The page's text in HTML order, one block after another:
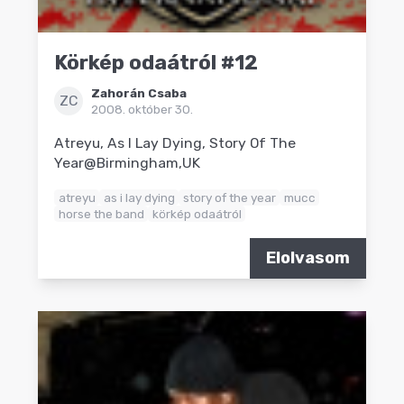
Körkép odaátról #12
ZC
Zahorán Csaba
2008. október 30.
Atreyu, As I Lay Dying, Story Of The
Year@Birmingham,UK
atreyu as i lay dying story of the year mucc
horse the band
körkép odaátról
Elolvasom